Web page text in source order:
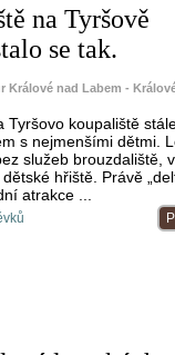
na Tyršově
se tak.
Králové nad Labem -
Tyršovo koupaliště
s nejmenšími dětmi.
služeb brouzdaliště,
hřiště. Právě
atrakce ...